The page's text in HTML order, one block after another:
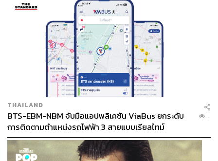
THAILAND
BTS-EBM-NBM จับมือแอปพลิเคชัน ViaBus ยกระดับ
การติดตามตำแหน่งรถไฟฟ้า 3 สายแบบเรียลไทม์
...